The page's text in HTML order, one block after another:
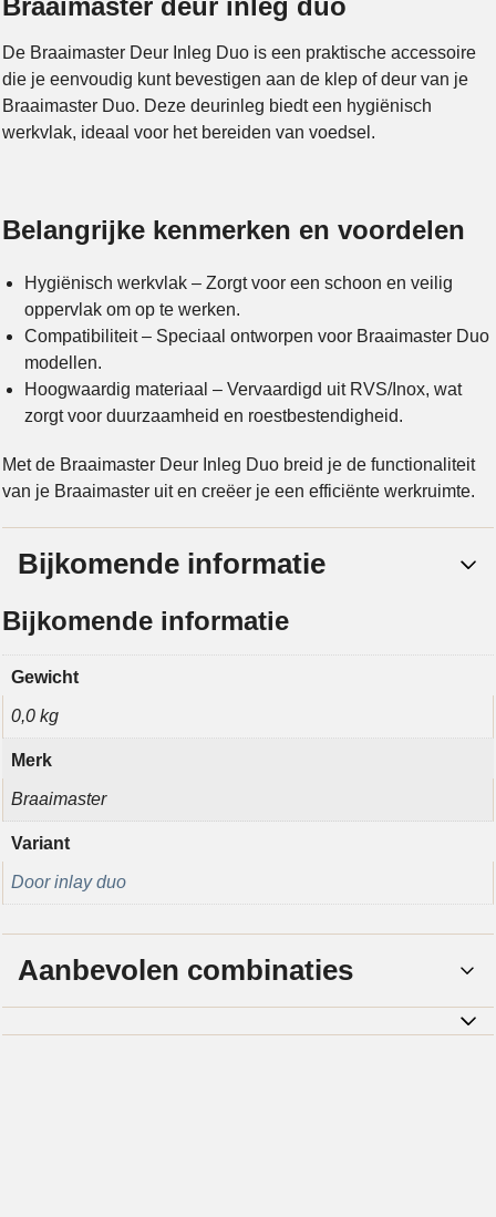
Braaimaster deur inleg duo
De Braaimaster Deur Inleg Duo is een praktische accessoire
die je eenvoudig kunt bevestigen aan de klep of deur van je
Braaimaster Duo. Deze deurinleg biedt een hygiënisch
werkvlak, ideaal voor het bereiden van voedsel.
Belangrijke kenmerken en voordelen
Hygiënisch werkvlak – Zorgt voor een schoon en veilig
oppervlak om op te werken.
Compatibiliteit – Speciaal ontworpen voor Braaimaster Duo
modellen.
Hoogwaardig materiaal – Vervaardigd uit RVS/Inox, wat
zorgt voor duurzaamheid en roestbestendigheid.
Met de Braaimaster Deur Inleg Duo breid je de functionaliteit
van je Braaimaster uit en creëer je een efficiënte werkruimte.
Bijkomende informatie
Bijkomende informatie
Gewicht
0,0 kg
Merk
Braaimaster
Variant
Door inlay duo
Aanbevolen combinaties